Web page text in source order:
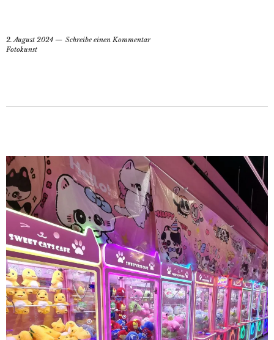
2. August 2024
Schreibe einen Kommentar
Fotokunst